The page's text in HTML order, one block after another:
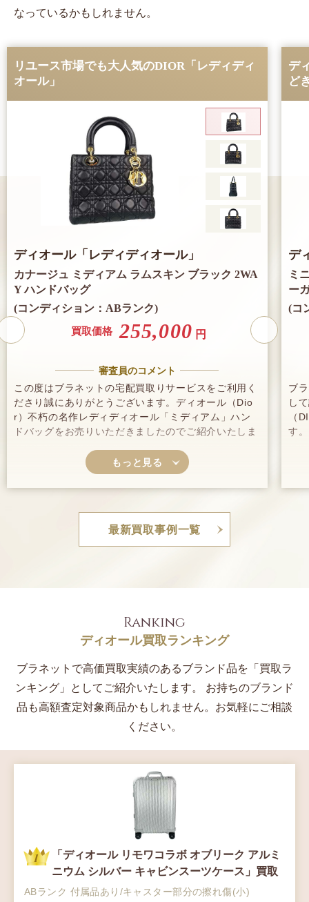
なっているかもしれません。
リユース市場でも大人気のDIOR「レディディ
オール」
ディオール「レディディオール」
カナージュ ミディアム ラムスキン ブラック 2WA
Y ハンドバッグ
(コンディション：ABランク)
買取価格 255,000 円
審査員のコメント
この度はブラネットの宅配買取りサービスをご利用く
ださり誠にありがとうございます。ディオール（Dio
r）不朽の名作レディディオール「ミディアム」ハン
ドバッグをお売りいただきましたのでご紹介いたしま
で、デザイン性、機能性ともに優れているため、199
5年に誕生以来多くの女性に支持されてきました。５
バリエーションあるサイズ展開は豊富で、自身のライ
いなかったことに加え、付属品全て揃えてお申込みい
ただきましたので、今回の査定結果をお伝えいたしま
デ
ど
デ
ミ
ー
(コ
ブ
し
（
す
金
最新買取事例一覧
Ranking
ディオール買取ランキング
ブラネットで高価買取実績のあるブランド品を「買取ラ
ンキング」としてご紹介いたします。
お持ちのブランド
品も高額査定対象商品かもしれません。お気軽にご相談
ください。
「ディオール リモワコラボ オブリーク アルミ
ニウム シルバー キャビンスーツケース」買取
ABランク 付属品あり/キャスター部分の擦れ傷(小)